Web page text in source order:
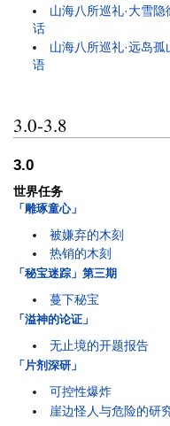
山海八所巡礼·大雪隐
话
山海八所巡礼·远岛孤
语
3.0-3.8
3.0
世界任务
「雕琢童心」
被嫌弃的木刻
热销的木刻
「秘宝迷踪」第三期
蔓下秘宝
「溢神的论证」
无止境的开题报告
「片剂深研」
可控性爆炸
崖边怪人与危险的研